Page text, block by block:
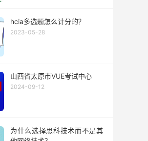
hcia多选题怎么计分的？
2023-05-28
山西省太原市VUE考试中心
2024-09-12
为什么选择思科技术而不是其